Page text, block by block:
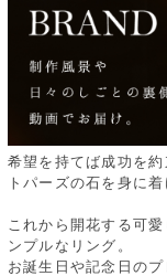
希望を持てば成功を
トパーズの石を身に着
これから開花する可
ンプルなリング。
お誕生日や記念日のプ